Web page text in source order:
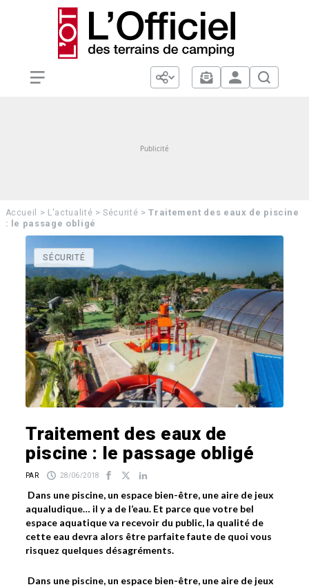
Accueil > L'actualité >Sécurité >Traitement des eaux de piscine
: le passage obligé
SÉCURITÉ
Traitement des eaux de
piscine : le passage obligé
PAR 28/06/2018
Dans une piscine, un espace bien-être, une aire de jeux
aqualudique… il y a de l’eau. Et parce que votre bel
espace aquatique va recevoir du public, la qualité de
cette eau devra alors être parfaite faute de quoi vous
risquez quelques désagréments.
Dans une piscine, un espace bien-être, une aire de jeux